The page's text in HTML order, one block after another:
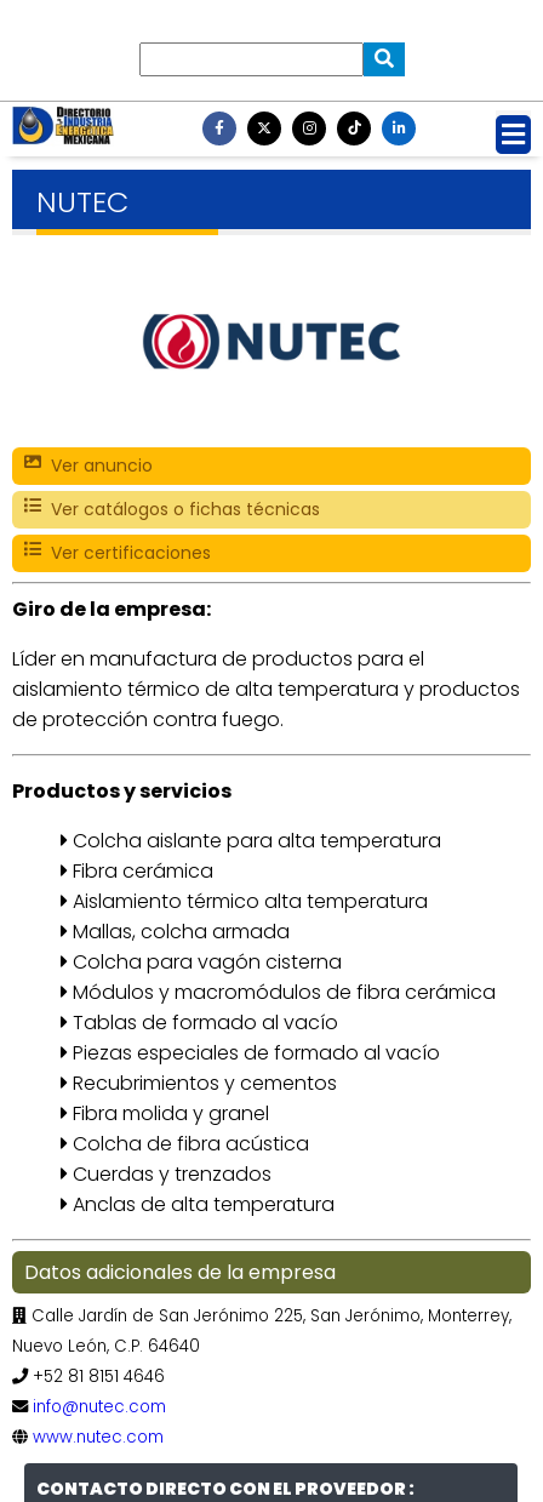
NUTEC
Ver anuncio
Ver catálogos o fichas técnicas
Ver certificaciones
Giro de la empresa:
Líder en manufactura de productos para el
aislamiento térmico de alta temperatura y productos
de protección contra fuego.
Productos y servicios
Colcha aislante para alta temperatura
Fibra cerámica
Aislamiento térmico alta temperatura
Mallas, colcha armada
Colcha para vagón cisterna
Módulos y macromódulos de fibra cerámica
Tablas de formado al vacío
Piezas especiales de formado al vacío
Recubrimientos y cementos
Fibra molida y granel
Colcha de fibra acústica
Cuerdas y trenzados
Anclas de alta temperatura
Datos adicionales de la empresa
Calle Jardín de San Jerónimo 225, San Jerónimo, Monterrey,
Nuevo León, C.P. 64640
+52 81 8151 4646
info@nutec.com
www.nutec.com
CONTACTO DIRECTO CON EL PROVEEDOR :